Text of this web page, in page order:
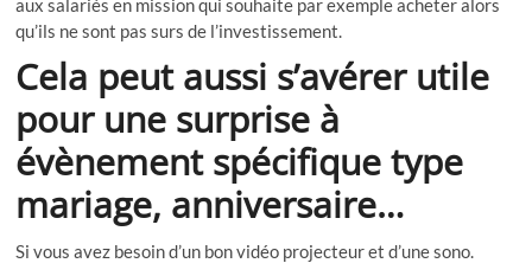
aux salariés en mission qui souhaite par exemple acheter alors
qu’ils ne sont pas surs de l’investissement.
Cela peut aussi s’avérer utile
pour une surprise à
évènement spécifique type
mariage, anniversaire…
Si vous avez besoin d’un bon vidéo projecteur et d’une sono.